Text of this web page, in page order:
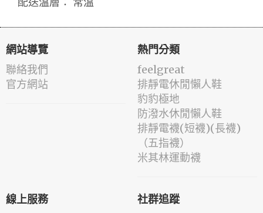
網站導覽
聯絡我們
官方網站
熱門分類
feelgreat
排靜電休閒懶人鞋
豹豹極地
防潑水休閒懶人鞋
排靜電襪(短襪)(長襪)
（五指襪）
米其林運動襪
線上服務 社群追蹤